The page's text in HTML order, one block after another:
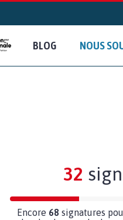
BLOG NOUS
32
Encore 68 signatures